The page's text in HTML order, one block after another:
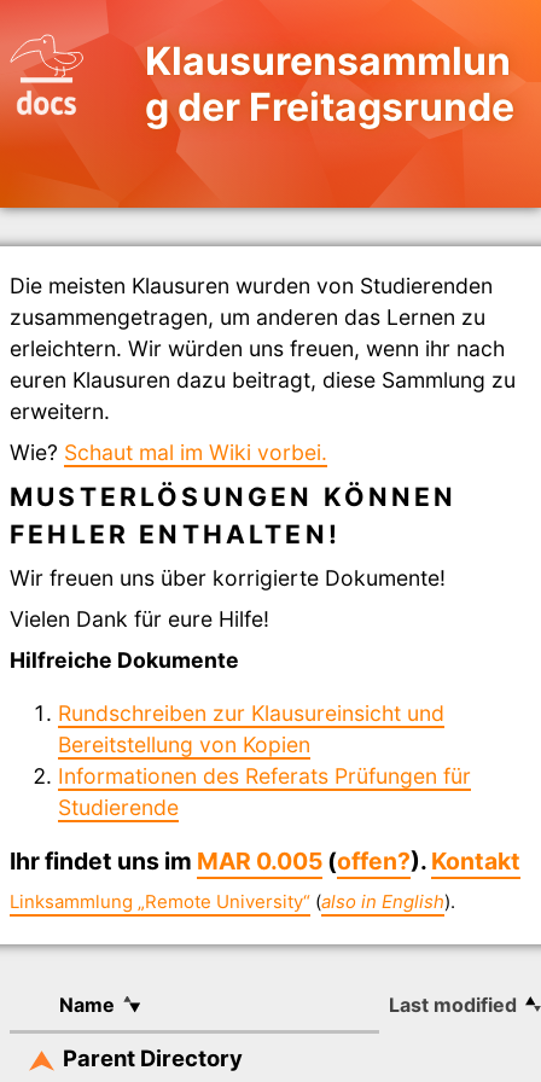
Klausurensammlun
g der Freitagsrunde
Die meisten Klausuren wurden von Studierenden
zusammengetragen, um anderen das Lernen zu
erleichtern. Wir würden uns freuen, wenn ihr nach
euren Klausuren dazu beitragt, diese Sammlung zu
erweitern.
Wie? Schaut mal im Wiki vorbei.
MUSTERLÖSUNGEN KÖNNEN
FEHLER ENTHALTEN!
Wir freuen uns über korrigierte Dokumente!
Vielen Dank für eure Hilfe!
Hilfreiche Dokumente
Rundschreiben zur Klausureinsicht und
Bereitstellung von Kopien
Informationen des Referats Prüfungen für
Studierende
Ihr findet uns im MAR 0.005 (offen?). Kontakt
Linksammlung „Remote University“ (also in English).
Name Last modified
Parent Directory